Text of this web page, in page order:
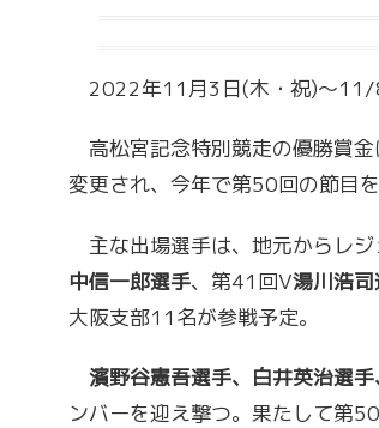
2022年11月3日(木・祝)～11/
高松宮記念特別競走の優勝賞
変更され、今年で第50回の節目
主な出場選手は、地元からレ
中信一郎選手、第41回V湯川浩
大阪支部11名が参戦予定。
濱野谷憲吾選手、白井英治選
ンバーを迎え撃つ。果たして第